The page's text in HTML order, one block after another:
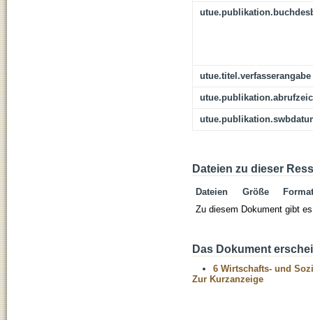
utue.titel.verfasserangabe
Dateien zu dieser
Dateien Größe
Format
Zu diesem Dokument gibt
Das Dokument
6 Wirtschafts- und
Zur Kurzanzeige